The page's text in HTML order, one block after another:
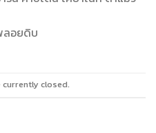
ลอยดิบ
closed.